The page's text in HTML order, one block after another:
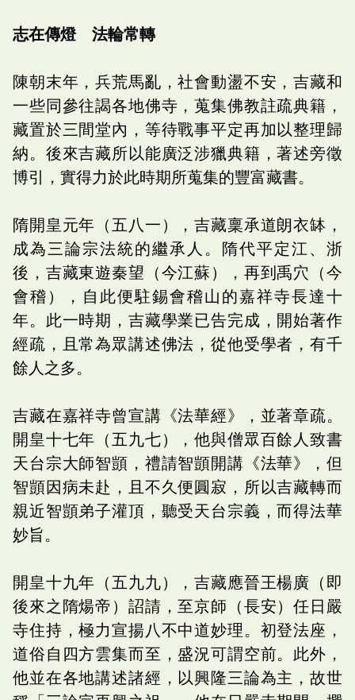
志在傳燈 法輪常轉
陳朝末年，兵荒馬亂，社會動盪不安，吉藏和
一些同參往謁各地佛寺，蒐集佛教註疏典籍，
藏置於三間堂內，等待戰事平定再加以整理歸
納。後來吉藏所以能廣泛涉獵典籍，著述旁徵
博引，實得力於此時期所蒐集的豐富藏書。
隋開皇元年（五八一），吉藏稟承道朗衣缽，
成為三論宗法統的繼承人。隋代平定江、浙
後，吉藏東遊秦望（今江蘇），再到禹穴（今
會稽），自此便駐錫會稽山的嘉祥寺長達十
年。此一時期，吉藏學業已告完成，開始著作
經疏，且常為眾講述佛法，從他受學者，有千
餘人之多。
吉藏在嘉祥寺曾宣講《法華經》，並著章疏。
開皇十七年（五九七），他與僧眾百餘人致書
天台宗大師智顗，禮請智顗開講《法華》，但
智顗因病未赴，且不久便圓寂，所以吉藏轉而
親近智顗弟子灌頂，聽受天台宗義，而得法華
妙旨。
開皇十九年（五九九），吉藏應晉王楊廣（即
後來之隋煬帝）詔請，至京師（長安）任日嚴
寺住持，極力宣揚八不中道妙理。初登法座，
道俗自四方雲集而至，盛況可謂空前。此外，
他並在各地講述諸經，以興隆三論為主，故世